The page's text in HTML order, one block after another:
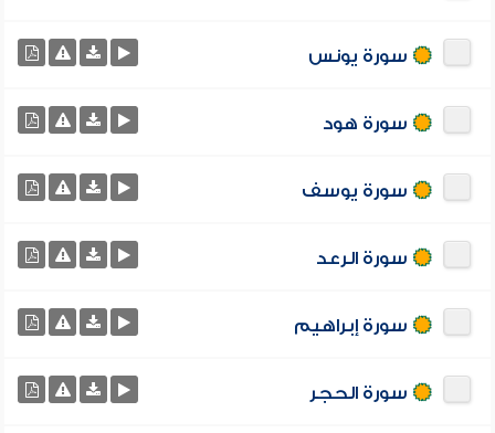
سورة يونس
سورة هود
سورة يوسف
سورة الرعد
سورة إبراهيم
سورة الحجر